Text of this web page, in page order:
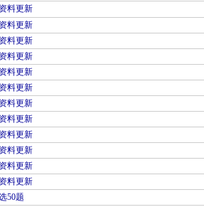
料更新
料更新
料更新
料更新
料更新
料更新
料更新
料更新
料更新
料更新
料更新
料更新
50题